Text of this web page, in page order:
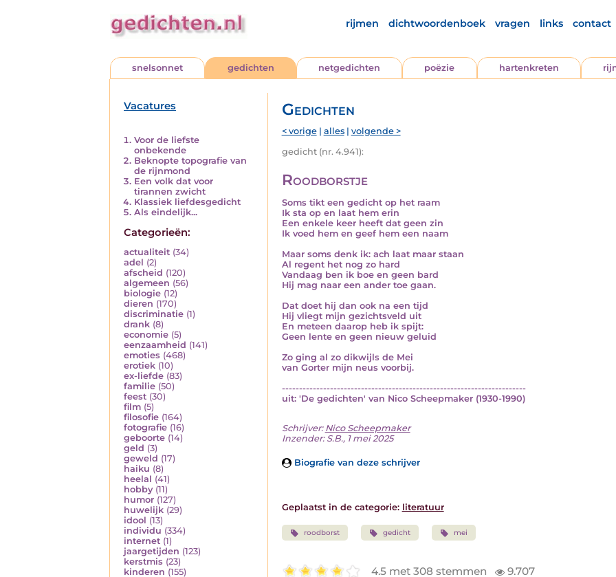
rijmen dichtwoordenboek vragen links contact
snelsonnet gedichten netgedichten poëzie hartenkreten
Vacatures
Voor de liefste
onbekende
Beknopte topografie van
de rijnmond
Een volk dat voor
tirannen zwicht
Klassiek liefdesgedicht
Als eindelijk...
Categorieën:
actualiteit (34)
adel (2)
afscheid (120)
algemeen (56)
biologie (12)
dieren (170)
discriminatie (1)
drank (8)
economie (5)
eenzaamheid (141)
emoties (468)
erotiek (10)
ex-liefde (83)
familie (50)
feest (30)
film (5)
filosofie (164)
fotografie (16)
geboorte (14)
geld (3)
geweld (17)
haiku (8)
heelal (41)
hobby (11)
humor (127)
huwelijk (29)
idool (13)
individu (334)
internet (1)
jaargetijden (123)
kerstmis (23)
kinderen (155)
Gedichten
< vorige| alles| volgende >
gedicht (nr. 4.941):
Roodborstje
Soms tikt een gedicht op het raam
Ik sta op en laat hem erin
Een enkele keer heeft dat geen zin
Ik voed hem en geef hem een naam
Maar soms denk ik: ach laat maar staan
Al regent het nog zo hard
Vandaag ben ik boe en geen bard
Hij mag naar een ander toe gaan.
Dat doet hij dan ook na een tijd
Hij vliegt mijn gezichtsveld uit
En meteen daarop heb ik spijt:
Geen lente en geen nieuw geluid
Zo ging al zo dikwijls de Mei
van Gorter mijn neus voorbij.
-----------------------------------------------------------------------
uit: 'De gedichten' van Nico Scheepmaker (1930-1990)
Schrijver: Nico Scheepmaker
Inzender: S.B., 1 mei 2025
Biografie van deze schrijver
Geplaatst in de categorie: literatuur
roodborst gedicht mei
4.5 met 308 stemmen 9.707